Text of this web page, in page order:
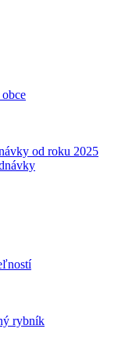
od roku 2025
rybník